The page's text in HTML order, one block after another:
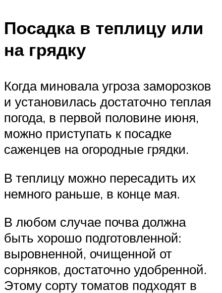
Посадка в теплицу или
на грядку
Когда миновала угроза заморозков
и установилась достаточно теплая
погода, в первой половине июня,
можно приступать к посадке
саженцев на огородные грядки.
В теплицу можно пересадить их
немного раньше, в конце мая.
В любом случае почва должна
быть хорошо подготовленной:
выровненной, очищенной от
сорняков, достаточно удобренной.
Этому сорту томатов подходят в